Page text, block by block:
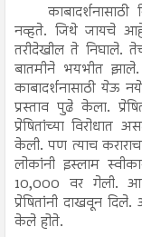
नव्हते. जिथे जायचे
तरीदेखील ते निघाले.
बातमीने भयभीत
काबादर्शनासाठी येऊ
प्रस्ताव पुढे केला.
प्रेषितांच्या विरोधात
केली. पण त्याच
लोकांनी इस्लाम
10,000 वर गेली.
प्रेषितांनी दाखवून
केले होते.